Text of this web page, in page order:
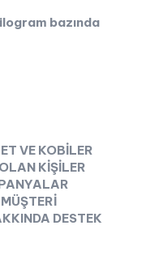
bazında
VE KOBİLER
KİŞİLER
DESTEK